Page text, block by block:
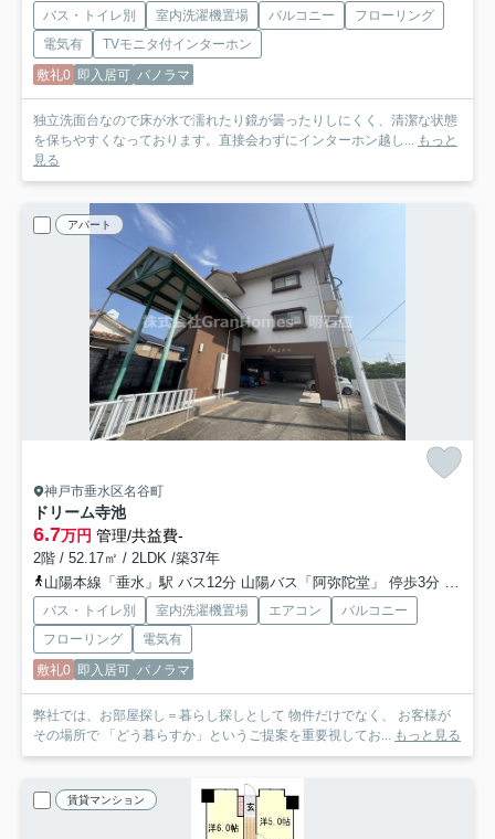
バス・トイレ別 室内洗濯機置場 バルコニー
フローリング
電気有
TVモニタ付インターホン
敷礼0 即入居可 パノラマ
独立洗面台なので床が水で濡れたり鏡が曇ったりしにくく、清潔な状態
を保ちやすくなっております。直接会わずにインターホン越し... もっと
見る
アパート
神戸市垂水区名谷町
ドリーム寺池
6.7万円 管理/共益費-
2階 / 52.17㎡ / 2LDK /築37年
山陽本線「垂水」駅 バス12分 山陽バス「阿弥陀堂」 停歩3分
山陽
バス・トイレ別 室内洗濯機置場 エアコン
バルコニー
フローリング
電気有
敷礼0 即入居可 パノラマ
弊社では、お部屋探し＝暮らし探しとして 物件だけでなく、 お客様が
その場所で 「どう暮らすか」というご提案を重要視してお... もっと見る
賃貸マンション